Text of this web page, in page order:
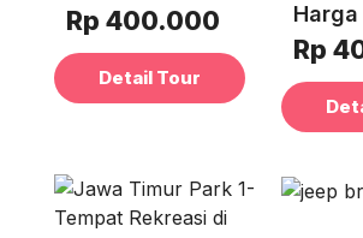
Rp 400.000
Detail Tour
Rp